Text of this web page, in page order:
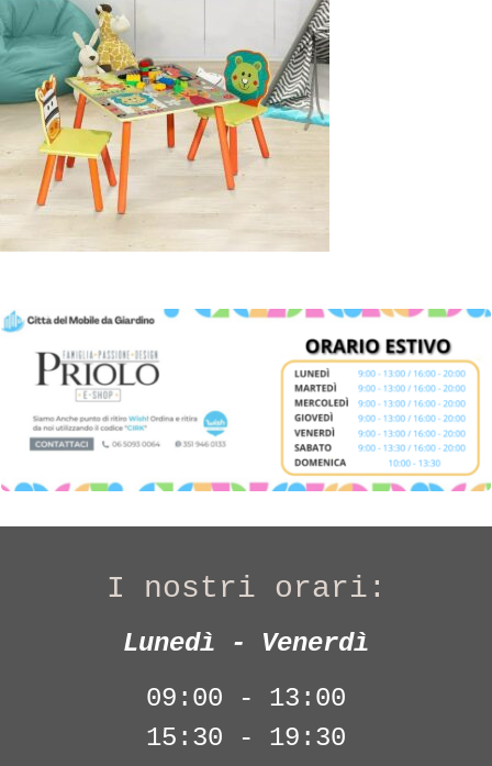
I nostri orari:
Lunedì - Venerdì
09:00 - 13:00
15:30 - 19:30